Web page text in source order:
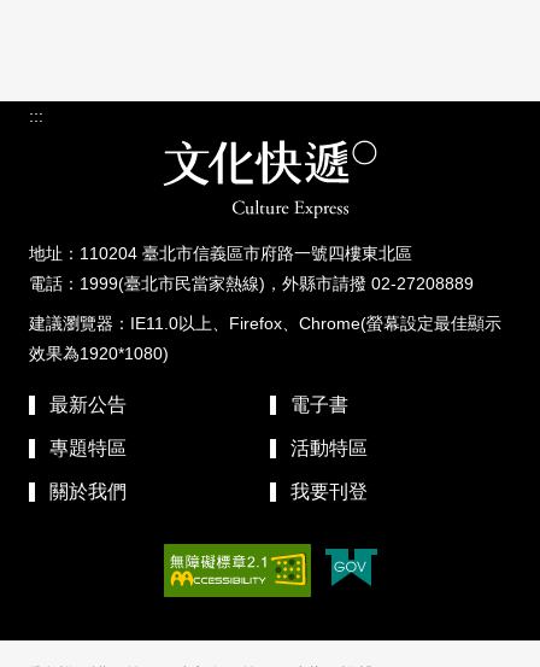
:::
地址：110204 臺北市信義區市府路一號四樓東北區
電話：1999(臺北市民當家熱線)，外縣市請撥 02-27208889
建議瀏覽器：IE11.0以上、Firefox、Chrome(螢幕設定最佳顯示
效果為1920*1080)
最新公告 電子書
專題特區 活動特區
關於我們 我要刊登